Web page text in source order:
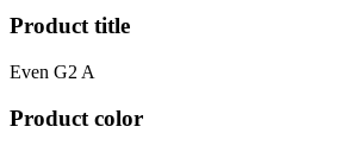
Product title
Even G2 A
Product color